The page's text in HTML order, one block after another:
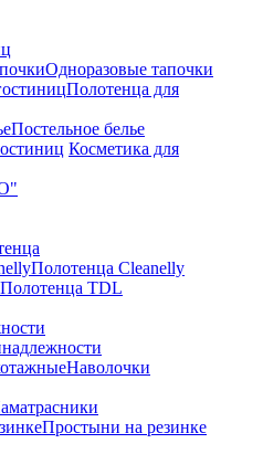
Одноразовые тапочки
Полотенца для
Постельное белье
Косметика для
Полотенца Cleanelly
Полотенца TDL
Наволочки
Простыни на резинке